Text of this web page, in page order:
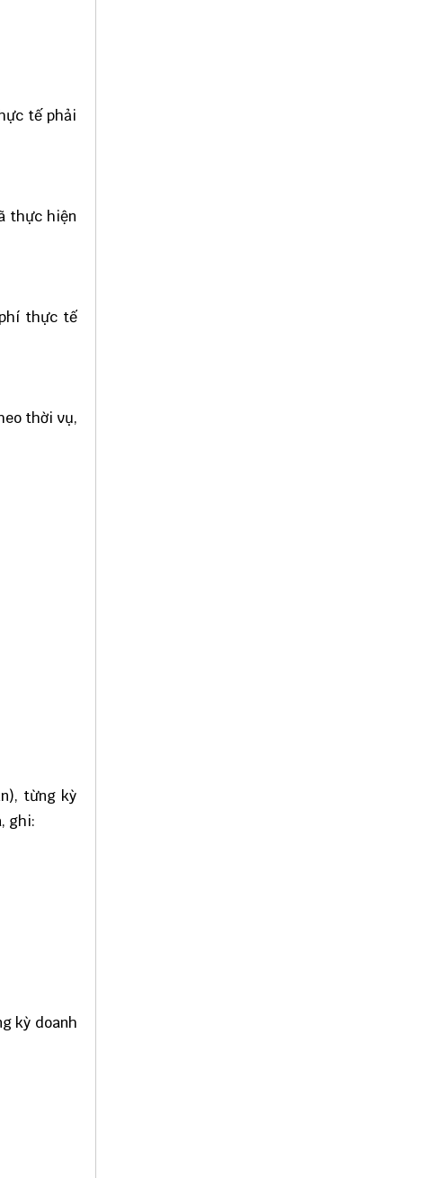
tế phải
thực hiện
thực tế
thời vụ,
từng kỳ
ghi:
kỳ doanh